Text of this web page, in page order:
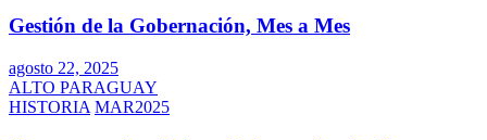
Gestión de la Gobernación, Mes a Mes
agosto 22, 2025
ALTO PARAGUAY
HISTORIA MAR2025